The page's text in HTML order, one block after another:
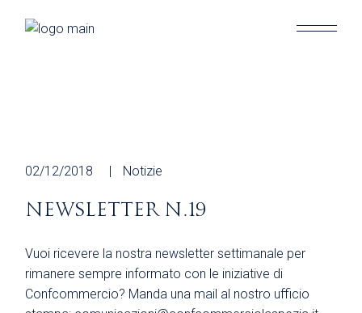
02/12/2018 Notizie
NEWSLETTER N.19
Vuoi ricevere la nostra newsletter settimanale per
rimanere sempre informato con le iniziative di
Confcommercio? Manda una mail al nostro ufficio